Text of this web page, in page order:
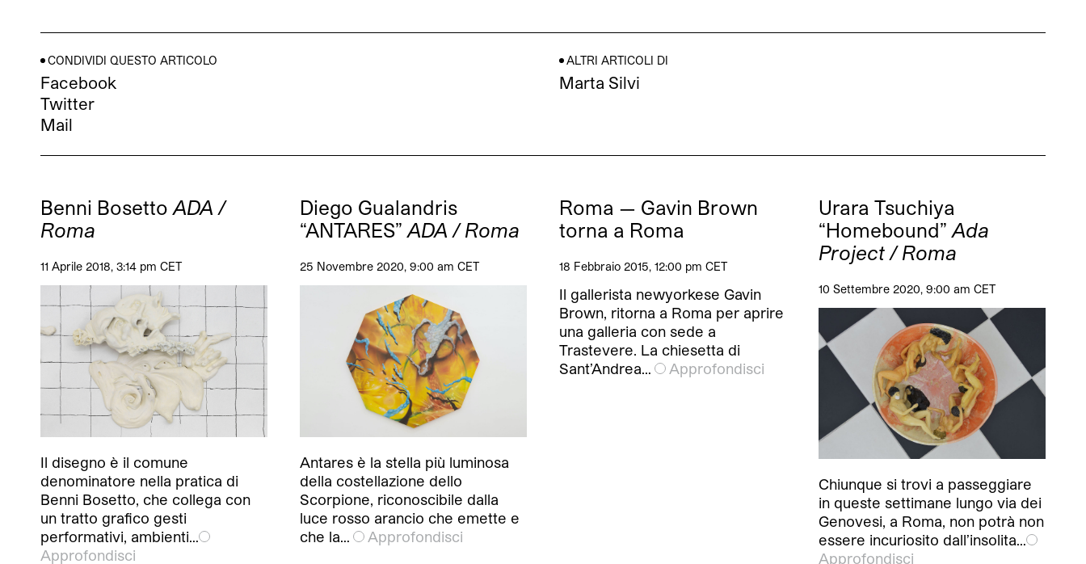
CONDIVIDI QUESTO ARTICOLO
Facebook
Twitter
Mail
ALTRI ARTICOLI DI
Marta Silvi
Benni BosettoADA /
Roma
11 Aprile 2018, 3:14 pm CET
Il disegno è il comune
denominatore nella pratica di
Benni Bosetto, che collega con
un tratto grafico gesti
performativi, ambienti…
Approfondisci
Diego Gualandris
“ANTARES”ADA / Roma
25 Novembre 2020, 9:00 am CET
Antares è la stella più luminosa
della costellazione dello
Scorpione, riconoscibile dalla
luce rosso arancio che emette e
che la…
Approfondisci
Roma — Gavin Brown
torna a Roma
18 Febbraio 2015, 12:00 pm CET
Il gallerista newyorkese Gavin
Brown, ritorna a Roma per aprire
una galleria con sede a
Trastevere. La chiesetta di
Sant’Andrea…
Approfondisci
Urara Tsuchiya
“Homebound”Ada
Project / Roma
10 Settembre 2020, 9:00 am CET
Chiunque si trovi a passeggiare
in queste settimane lungo via dei
Genovesi, a Roma, non potrà non
essere incuriosito dall’insolita…
Approfondisci